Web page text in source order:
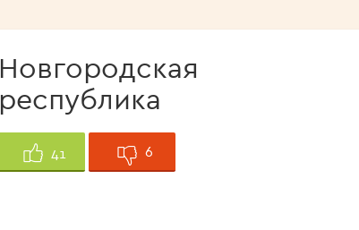
Новгородская
республика
41 6